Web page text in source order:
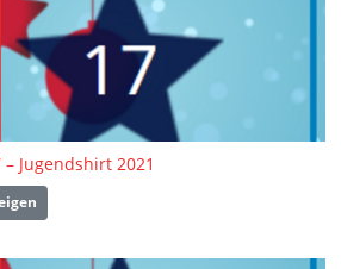
Jugendshirt 2021